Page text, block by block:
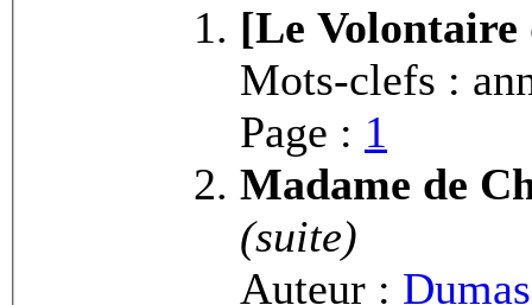
[Le
Mots-clefs :
Page : 1
Madame de
(suite)
Auteur :